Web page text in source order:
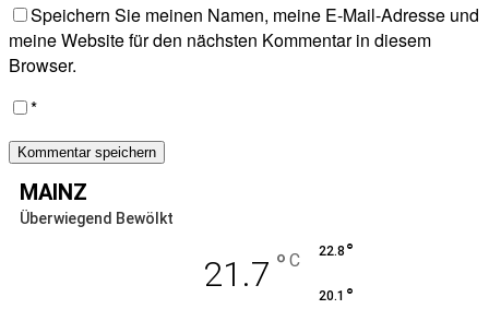
Speichern Sie meinen Namen, meine E-Mail-Adresse und
meine Website für den nächsten Kommentar in diesem
Browser.
*
MAINZ
Überwiegend Bewölkt
21.7 ° C 22.8 °
20.1 °